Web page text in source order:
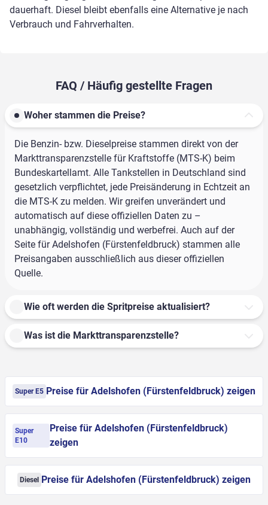
dauerhaft. Diesel bleibt ebenfalls eine Alternative je nach
Verbrauch und Fahrverhalten.
FAQ / Häufig gestellte Fragen
Woher stammen die Preise?
Die Benzin- bzw. Dieselpreise stammen direkt von der
Markttransparenzstelle für Kraftstoffe (MTS-K) beim
Bundeskartellamt. Alle Tankstellen in Deutschland sind
gesetzlich verpflichtet, jede Preisänderung in Echtzeit an
die MTS-K zu melden. Wir greifen unverändert und
automatisch auf diese offiziellen Daten zu –
unabhängig, vollständig und werbefrei. Auch auf der
Seite für Adelshofen (Fürstenfeldbruck) stammen alle
Preisangaben ausschließlich aus dieser offiziellen
Quelle.
Wie oft werden die Spritpreise aktualisiert?
Was ist die Markttransparenzstelle?
Super E5 Preise für Adelshofen (Fürstenfeldbruck) zeigen
Super
E10
Preise für Adelshofen (Fürstenfeldbruck)
zeigen
Diesel Preise für Adelshofen (Fürstenfeldbruck) zeigen